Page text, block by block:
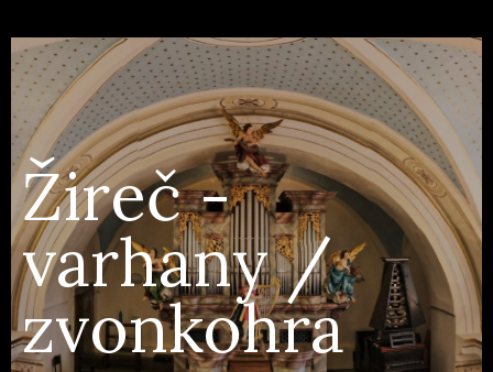
Über
das
Projekt
Aufzeichnungen
Kontakt
Žireč -
varhany /
zvonkohra